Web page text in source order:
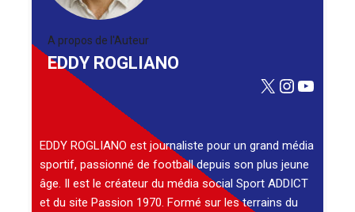
A propos de l'Auteur
EDDY ROGLIANO
X
EDDY ROGLIANO est journaliste pour un grand média
sportif, passionné de football depuis son plus jeune
âge. Il est le créateur du média social Sport ADDICT
et du site Passion 1970. Formé sur les terrains du